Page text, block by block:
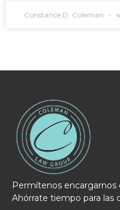
Constance D. Coleman
Permítenos encargarnos
Ahórrate tiempo para las